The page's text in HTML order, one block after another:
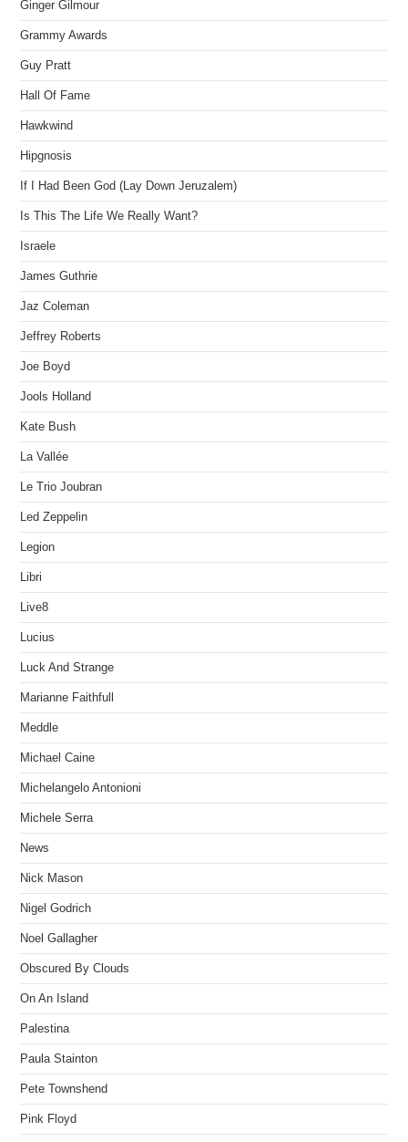
Ginger Gilmour
Grammy Awards
Guy Pratt
Hall Of Fame
Hawkwind
Hipgnosis
If I Had Been God (Lay Down Jeruzalem)
Is This The Life We Really Want?
Israele
James Guthrie
Jaz Coleman
Jeffrey Roberts
Joe Boyd
Jools Holland
Kate Bush
La Vallée
Le Trio Joubran
Led Zeppelin
Legion
Libri
Live8
Lucius
Luck And Strange
Marianne Faithfull
Meddle
Michael Caine
Michelangelo Antonioni
Michele Serra
News
Nick Mason
Nigel Godrich
Noel Gallagher
Obscured By Clouds
On An Island
Palestina
Paula Stainton
Pete Townshend
Pink Floyd